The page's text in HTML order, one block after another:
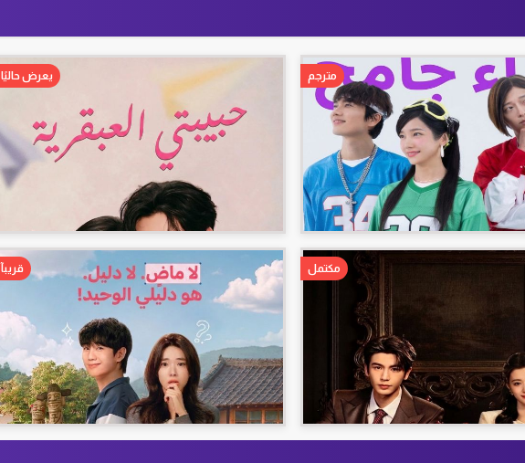
مترجم يعرض حاليًا
مكتمل قريبآ